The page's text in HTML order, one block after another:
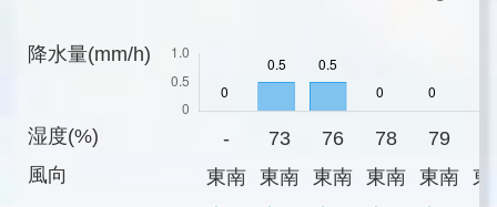
降水量(mm/h)
湿度(%)
風向
- 73 76 78 79
東南
東南 東南 東南 東南 東